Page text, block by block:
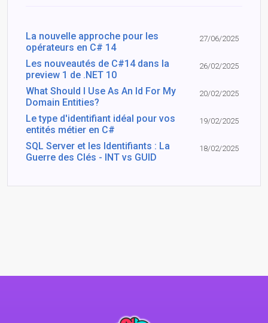
La nouvelle approche pour les
opérateurs en C# 14
27/06/2025
Les nouveautés de C#14 dans la
preview 1 de .NET 10
26/02/2025
What Should I Use As An Id For My
Domain Entities?
20/02/2025
Le type d'identifiant idéal pour vos
entités métier en C#
19/02/2025
SQL Server et les Identifiants : La
Guerre des Clés - INT vs GUID
18/02/2025